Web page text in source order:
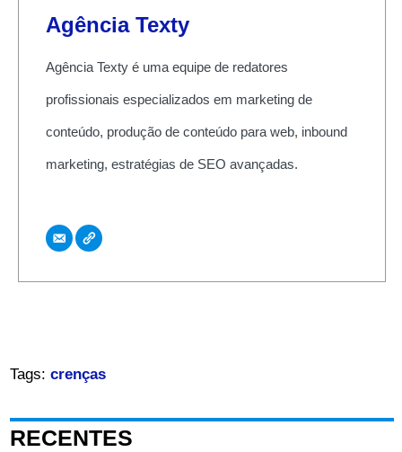
Agência Texty
Agência Texty é uma equipe de redatores
profissionais especializados em marketing de
conteúdo, produção de conteúdo para web, inbound
marketing, estratégias de SEO avançadas.
Tags: crenças
RECENTES